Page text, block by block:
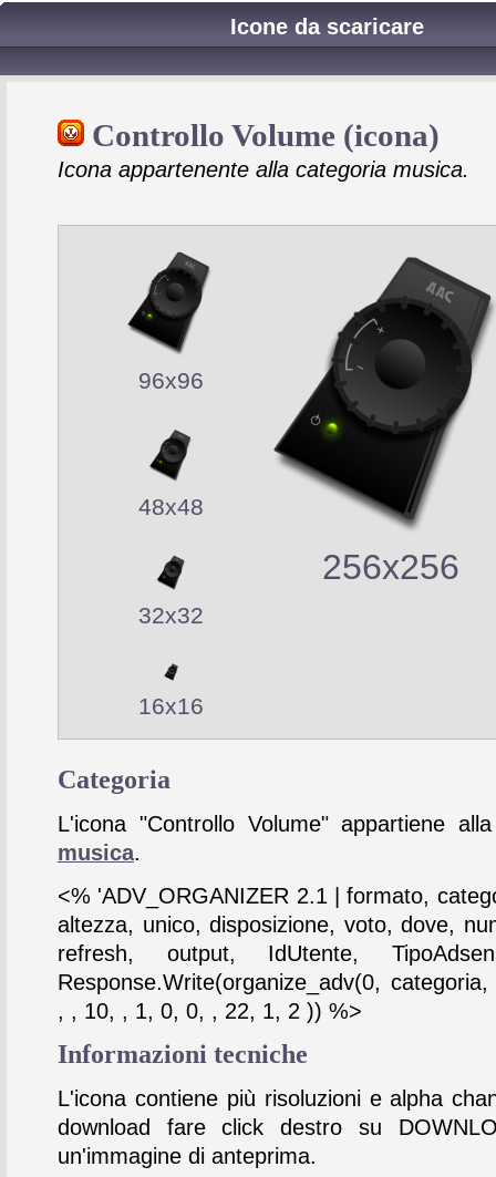
Icone da scaricare
Controllo Volume (icona)
Icona appartenente alla categoria musica.
96x96
48x48
32x32
16x16
256x256
Categoria
L'icona "Controllo Volume" appartiene
musica.
<% 'ADV_ORGANIZER 2.1 | formato,
altezza, unico, disposizione, voto, dove,
refresh, output, IdUtente,
Response.Write(organize_adv(0,
, , 10, , 1, 0, 0, , 22, 1, 2 )) %>
Informazioni tecniche
L'icona contiene più risoluzioni e alpha
download fare click destro su
un'immagine di anteprima.